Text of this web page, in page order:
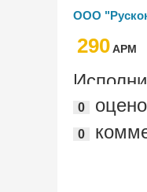
заявками на
всем
Компаний
ООО
290AРМ
0
0